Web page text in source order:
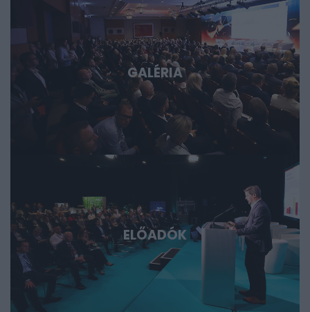
fórum azoknak, akik időben akarnak bekapcsolódni, a
következő évtizedek legfontosabb technológiai sztorijaiba.
GALÉRIA
ELŐADÓK